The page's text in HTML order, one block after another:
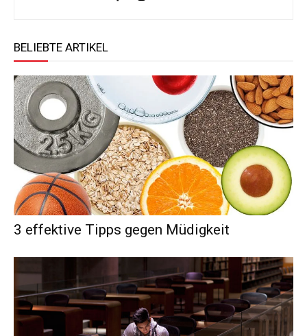
BELIEBTE ARTIKEL
3 effektive Tipps gegen Müdigkeit